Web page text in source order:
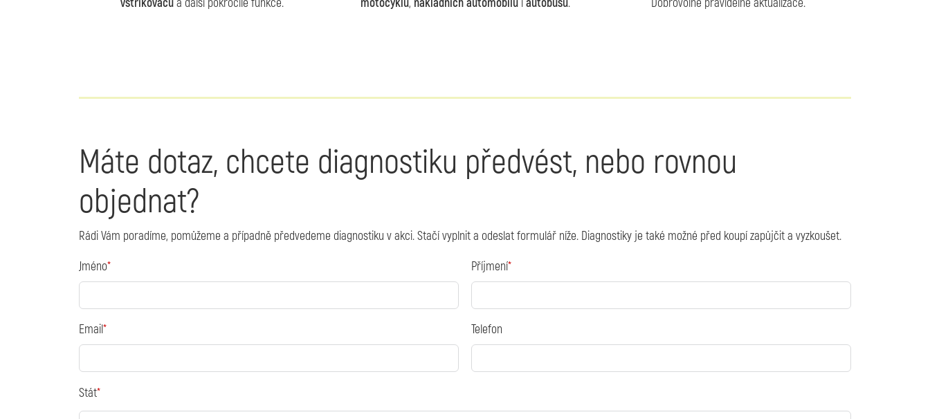
vstřikovačůa další pokročilé funkce.
motocyklů, nákladních automobilůiautobusů.
Dobrovolné pravidelné aktualizace.
Máte dotaz, chcete diagnostiku předvést, nebo rovnou
objednat?
Rádi Vám poradíme, pomůžeme a případně předvedeme diagnostiku v akci. Stačí vyplnit a odeslat formulář níže. Diagnostiky je také možné před koupí zapůjčit a vyzkoušet.
Jméno Příjmení
Email Telefon
Stát